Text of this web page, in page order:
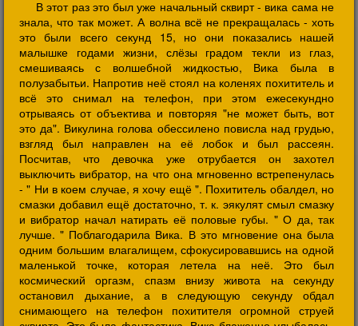
В этот раз это был уже начальный сквирт - вика сама не
знала, что так может. А волна всё не прекращалась - хоть
это были всего секунд 15, но они показались нашей
малышке годами жизни, слёзы градом текли из глаз,
смешиваясь с волшебной жидкостью, Вика была в
полузабытьи. Напротив неё стоял на коленях похититель и
всё это снимал на телефон, при этом ежесекундно
отрываясь от объектива и повторяя "не может быть, вот
это да". Викулина голова обессилено повисла над грудью,
взгляд был направлен на её лобок и был рассеян.
Посчитав, что девочка уже отрубается он захотел
выключить вибратор, на что она мгновенно встрепенулась
- " Ни в коем случае, я хочу ещё ". Похититель обалдел, но
смазки добавил ещё достаточно, т. к. эякулят смыл смазку
и вибратор начал натирать её половые губы. " О да, так
лучше. " Поблагодарила Вика. В это мгновение она была
одним большим влагалищем, сфокусировавшись на одной
маленькой точке, которая летела на неё. Это был
космический оргазм, спазм внизу живота на секунду
остановил дыхание, а в следующую секунду обдал
снимающего на телефон похитителя огромной струей